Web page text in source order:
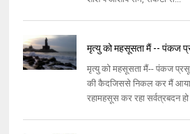
मृत्यु को महसूसता मैं -- पंकज
मृत्यु को महसूसता मैं-- पंकज
की कैदजिससे निकल कर मैं
रहामहसूस कर रहा सर्वत्रबदन